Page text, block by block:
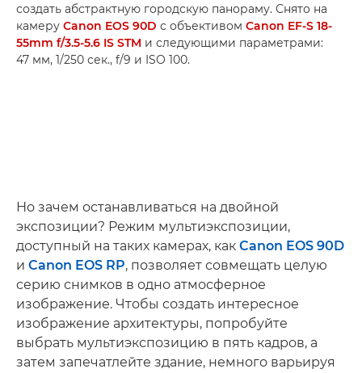
создать абстрактную городскую панораму. Снято на
камеру Canon EOS 90D с объективом Canon EF-S 18-
55mm f/3.5-5.6 IS STM и следующими параметрами:
47 мм, 1/250 сек., f/9 и ISO 100.
Но зачем останавливаться на двойной
экспозиции? Режим мультиэкспозиции,
доступный на таких камерах, как Canon EOS 90D
и Canon EOS RP, позволяет совмещать целую
серию снимков в одно атмосферное
изображение. Чтобы создать интересное
изображение архитектуры, попробуйте
выбрать мультиэкспозицию в пять кадров, а
затем запечатлейте здание, немного варьируя